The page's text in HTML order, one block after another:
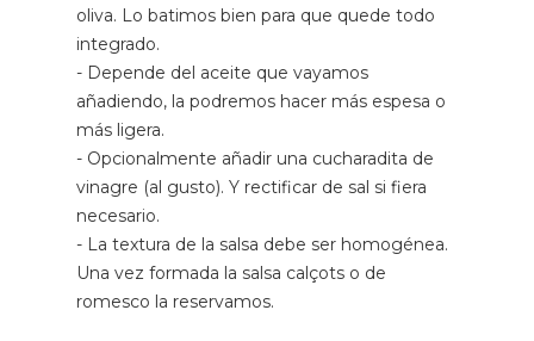
oliva. Lo batimos bien para que quede todo
integrado.
- Depende del aceite que vayamos
añadiendo, la podremos hacer más espesa o
más ligera.
- Opcionalmente añadir una cucharadita de
vinagre (al gusto). Y rectificar de sal si fiera
necesario.
- La textura de la salsa debe ser homogénea.
Una vez formada la salsa calçots o de
romesco la reservamos.